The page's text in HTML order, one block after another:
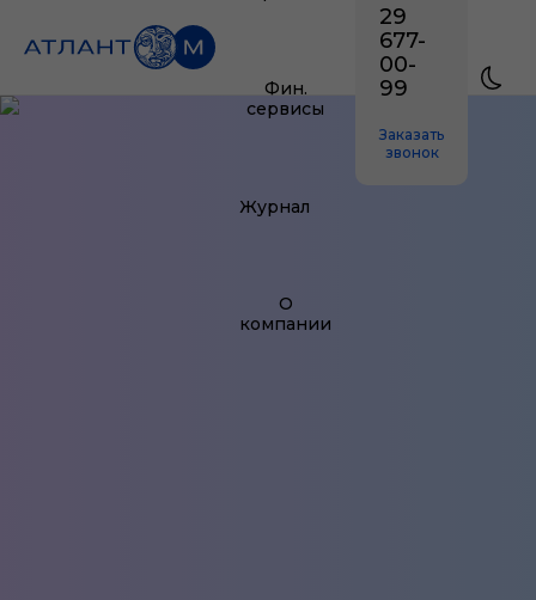
Фин.
сервисы
Журнал
О
компании
29
677-
00-
99
Заказать
звонок